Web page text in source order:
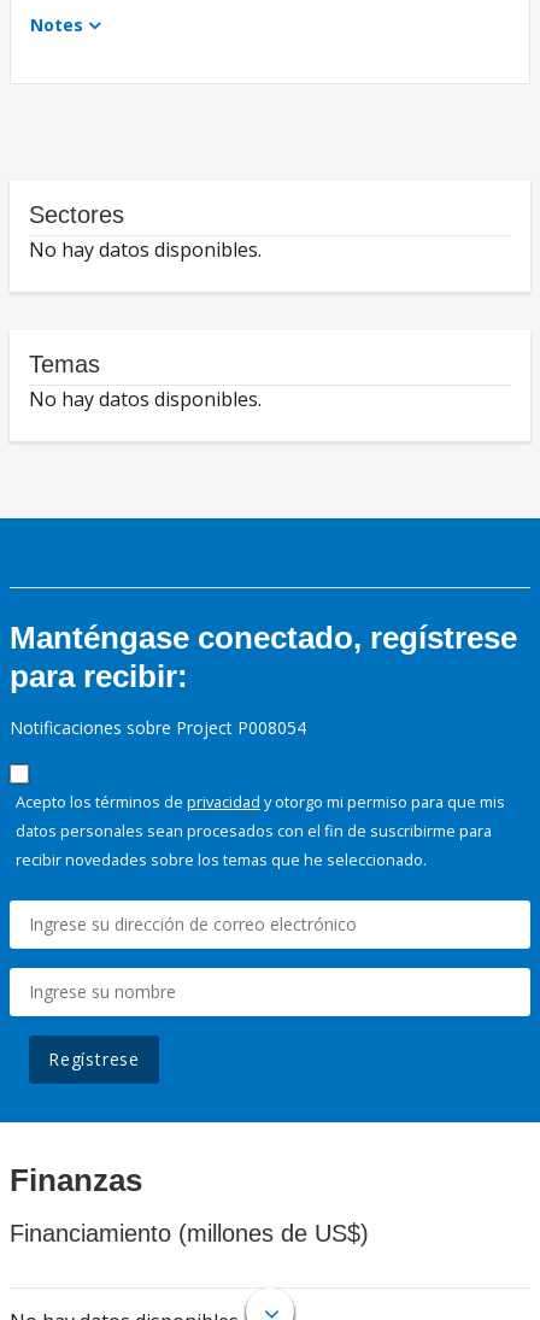
Notes
Sectores
No hay datos disponibles.
Temas
No hay datos disponibles.
Manténgase conectado, regístrese
para recibir:
Notificaciones sobre Project P008054
Acepto los términos de privacidad y otorgo mi permiso para que mis
datos personales sean procesados con el fin de suscribirme para
recibir novedades sobre los temas que he seleccionado.
Regístrese
Finanzas
Financiamiento (millones de US$)